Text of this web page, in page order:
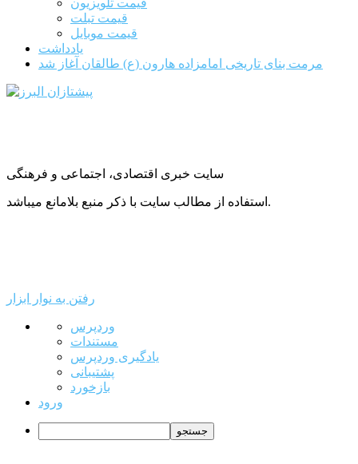
قیمت تلویزیون
قیمت تبلت
قیمت موبایل
یادداشت
مرمت بنای تاریخی امامزاده هارون (ع) طالقان آغاز شد
سایت خبری اقتصادی، اجتماعی و فرهنگی
استفاده از مطالب سایت با ذکر منبع بلامانع میباشد.
رفتن به نوار ابزار
درباره
وردپرس
وردپرس
مستندات
یادگیری وردپرس
پشتیبانی
بازخورد
ورود
جستجو